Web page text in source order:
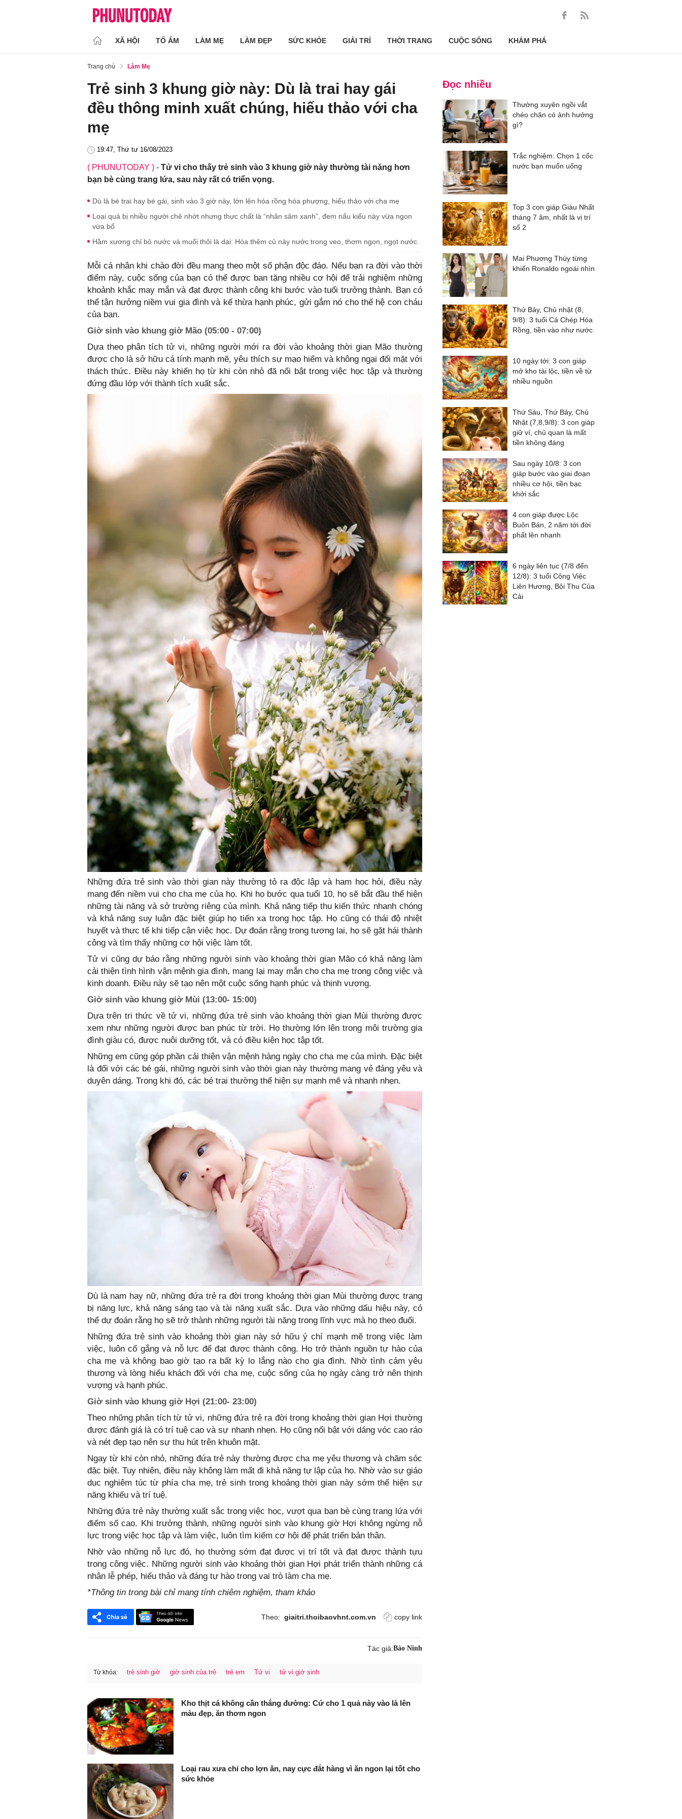
XÃ HỘI TỔ ẤM LÀM MẸ LÀM ĐẸP SỨC KHỎE GIẢI TRÍ THỜI TRANG CUỘC SỐNG KHÁM PHÁ
Trang chủ Làm Mẹ
Trẻ sinh 3 khung giờ này: Dù là trai hay gái
đều thông minh xuất chúng, hiếu thảo với cha
mẹ
19:47, Thứ tư 16/08/2023
( PHUNUTODAY ) - Tử vi cho thấy trẻ sinh vào 3 khung giờ này thường tài năng hơn
bạn bè cùng trang lứa, sau này rất có triển vọng.
Dù là bé trai hay bé gái, sinh vào 3 giờ này, lớn lên hóa rồng hóa phượng, hiếu thảo với cha mẹ
Loại quả bị nhiều người chê nhớt nhưng thực chất là “nhân sâm xanh”, đem nấu kiểu này vừa ngon
vừa bổ
Hầm xương chỉ bỏ nước và muối thôi là dại: Hòa thêm củ này nước trong veo, thơm ngon, ngọt nước
Mỗi cá nhân khi chào đời đều mang theo một số phận độc đáo. Nếu bạn ra đời vào thời
điểm này, cuộc sống của bạn có thể được ban tặng nhiều cơ hội để trải nghiệm những
khoảnh khắc may mắn và đạt được thành công khi bước vào tuổi trưởng thành. Bạn có
thể tận hưởng niềm vui gia đình và kế thừa hạnh phúc, gửi gắm nó cho thế hệ con cháu
của bạn.
Giờ sinh vào khung giờ Mão (05:00 - 07:00)
Dựa theo phân tích tử vi, những người mới ra đời vào khoảng thời gian Mão thường
được cho là sở hữu cá tính mạnh mẽ, yêu thích sự mạo hiểm và không ngại đối mặt với
thách thức. Điều này khiến họ từ khi còn nhỏ đã nổi bật trong việc học tập và thường
đứng đầu lớp với thành tích xuất sắc.
Những đứa trẻ sinh vào thời gian này thường tỏ ra độc lập và ham học hỏi, điều này
mang đến niềm vui cho cha mẹ của họ. Khi họ bước qua tuổi 10, họ sẽ bắt đầu thể hiện
những tài năng và sở trường riêng của mình. Khả năng tiếp thu kiến thức nhanh chóng
và khả năng suy luận đặc biệt giúp họ tiến xa trong học tập. Họ cũng có thái độ nhiệt
huyết và thực tế khi tiếp cận việc học. Dự đoán rằng trong tương lai, họ sẽ gặt hái thành
công và tìm thấy những cơ hội việc làm tốt.
Tử vi cũng dự báo rằng những người sinh vào khoảng thời gian Mão có khả năng làm
cải thiện tình hình vận mệnh gia đình, mang lại may mắn cho cha mẹ trong công việc và
kinh doanh. Điều này sẽ tạo nên một cuộc sống hạnh phúc và thịnh vượng.
Giờ sinh vào khung giờ Mùi (13:00- 15:00)
Dựa trên tri thức về tử vi, những đứa trẻ sinh vào khoảng thời gian Mùi thường được
xem như những người được ban phúc từ trời. Họ thường lớn lên trong môi trường gia
đình giàu có, được nuôi dưỡng tốt, và có điều kiện học tập tốt.
Những em cũng góp phần cải thiện vận mệnh hàng ngày cho cha mẹ của mình. Đặc biệt
là đối với các bé gái, những người sinh vào thời gian này thường mang vẻ đáng yêu và
duyên dáng. Trong khi đó, các bé trai thường thể hiện sự mạnh mẽ và nhanh nhẹn.
Dù là nam hay nữ, những đứa trẻ ra đời trong khoảng thời gian Mùi thường được trang
bị năng lực, khả năng sáng tạo và tài năng xuất sắc. Dựa vào những dấu hiệu này, có
thể dự đoán rằng họ sẽ trở thành những người tài năng trong lĩnh vực mà họ theo đuổi.
Những đứa trẻ sinh vào khoảng thời gian này sở hữu ý chí mạnh mẽ trong việc làm
việc, luôn cố gắng và nỗ lực để đạt được thành công. Họ trở thành nguồn tự hào của
cha mẹ và không bao giờ tạo ra bất kỳ lo lắng nào cho gia đình. Nhờ tình cảm yêu
thương và lòng hiếu khách đối với cha mẹ, cuộc sống của họ ngày càng trở nên thịnh
vượng và hạnh phúc.
Giờ sinh vào khung giờ Hợi (21:00- 23:00)
Theo những phân tích từ tử vi, những đứa trẻ ra đời trong khoảng thời gian Hợi thường
được đánh giá là có trí tuệ cao và sự nhanh nhẹn. Họ cũng nổi bật với dáng vóc cao ráo
và nét đẹp tạo nên sự thu hút trên khuôn mặt.
Ngay từ khi còn nhỏ, những đứa trẻ này thường được cha mẹ yêu thương và chăm sóc
đặc biệt. Tuy nhiên, điều này không làm mất đi khả năng tự lập của họ. Nhờ vào sự giáo
dục nghiêm túc từ phía cha mẹ, trẻ sinh trong khoảng thời gian này sớm thể hiện sự
năng khiếu và trí tuệ.
Những đứa trẻ này thường xuất sắc trong việc học, vượt qua bạn bè cùng trang lứa với
điểm số cao. Khi trưởng thành, những người sinh vào khung giờ Hợi không ngừng nỗ
lực trong việc học tập và làm việc, luôn tìm kiếm cơ hội để phát triển bản thân.
Nhờ vào những nỗ lực đó, họ thường sớm đạt được vị trí tốt và đạt được thành tựu
trong công việc. Những người sinh vào khoảng thời gian Hợi phát triển thành những cá
nhân lễ phép, hiếu thảo và đáng tự hào trong vai trò làm cha mẹ.
*Thông tin trong bài chỉ mang tính chiêm nghiệm, tham khảo
Theo: giaitri.thoibaovhnt.com.vn copy link
Tác giả:Bảo Ninh
Từ khóa: trẻ sinh giờ giờ sinh của trẻ trẻ em Tử vi tử vi giờ sinh
Kho thịt cá không cần thắng đường: Cứ cho 1 quả này vào là lên
màu đẹp, ăn thơm ngon
Loại rau xưa chỉ cho lợn ăn, nay cực đắt hàng vì ăn ngon lại tốt cho
sức khỏe
Đọc nhiều
Thường xuyên ngồi vắt
chéo chân có ảnh hưởng
gì?
Trắc nghiệm: Chọn 1 cốc
nước bạn muốn uống
Top 3 con giáp Giàu Nhất
tháng 7 âm, nhất là vị trí
số 2
Mai Phương Thúy từng
khiến Ronaldo ngoái nhìn
Thứ Bảy, Chủ nhật (8,
9/8): 3 tuổi Cá Chép Hóa
Rồng, tiền vào như nước
10 ngày tới: 3 con giáp
mở kho tài lộc, tiền về từ
nhiều nguồn
Thứ Sáu, Thứ Bảy, Chủ
Nhật (7,8,9/8): 3 con giáp
giữ ví, chủ quan là mất
tiền không đáng
Sau ngày 10/8: 3 con
giáp bước vào giai đoạn
nhiều cơ hội, tiền bạc
khởi sắc
4 con giáp được Lộc
Buôn Bán, 2 năm tới đời
phất lên nhanh
6 ngày liên tục (7/8 đến
12/8): 3 tuổi Công Việc
Liên Hương, Bội Thu Của
Cải